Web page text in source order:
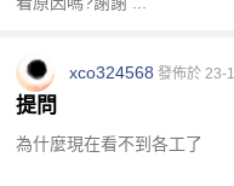
xco324568 發佈於 23-
提問
為什麼現在看不到各工了